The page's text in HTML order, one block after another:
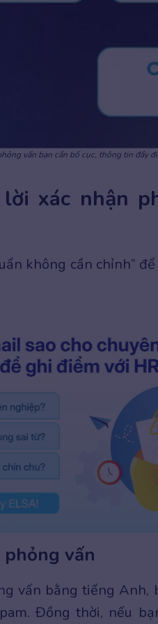
vấn bạn cần bố cục, thông tin đầy
xác nhận
không cần chỉnh”
vấn
vấn bằng tiếng Anh,
Đồng thời, nếu